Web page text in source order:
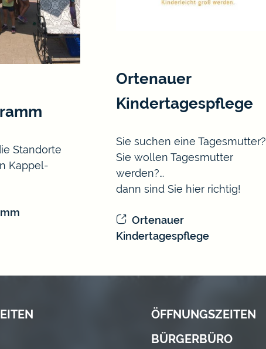
Standorte
Kappel-
Ortenauer
Kindertagespflege
Sie suchen eine Tagesmutter?
Sie wollen Tagesmutter
werden?…
dann sind Sie hier richtig!
Ortenauer
Kindertagespflege
ÖFFNUNGSZEITEN
BÜRGERBÜRO